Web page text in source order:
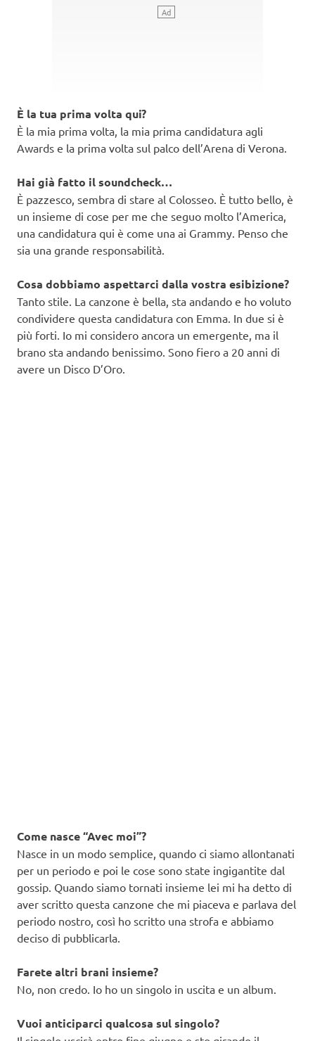
È la tua prima volta qui?
È la mia prima volta, la mia prima candidatura agli
Awards e la prima volta sul palco dell’Arena di Verona.
Hai già fatto il soundcheck…
È pazzesco, sembra di stare al Colosseo. È tutto bello, è
un insieme di cose per me che seguo molto l’America,
una candidatura qui è come una ai Grammy. Penso che
sia una grande responsabilità.
Cosa dobbiamo aspettarci dalla vostra esibizione?
Tanto stile. La canzone è bella, sta andando e ho voluto
condividere questa candidatura con Emma. In due si è
più forti. Io mi considero ancora un emergente, ma il
brano sta andando benissimo. Sono fiero a 20 anni di
avere un Disco D’Oro.
Come nasce “Avec moi”?
Nasce in un modo semplice, quando ci siamo allontanati
per un periodo e poi le cose sono state ingigantite dal
gossip. Quando siamo tornati insieme lei mi ha detto di
aver scritto questa canzone che mi piaceva e parlava del
periodo nostro, così ho scritto una strofa e abbiamo
deciso di pubblicarla.
Farete altri brani insieme?
No, non credo. Io ho un singolo in uscita e un album.
Vuoi anticiparci qualcosa sul singolo?